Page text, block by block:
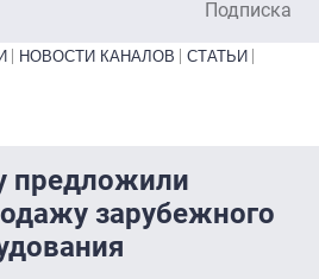
Подписка
НОВОСТИ КАНАЛОВ
СТАТЬИ
предложили
зарубежного